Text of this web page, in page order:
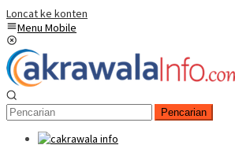
Loncat ke konten
Menu Mobile
Pencarian